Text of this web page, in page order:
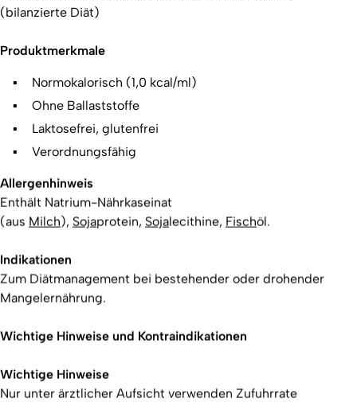
(bilanzierte Diät)
Produktmerkmale
Normokalorisch (1,0 kcal/ml)
Ohne Ballaststoffe
Laktosefrei, glutenfrei
Verordnungsfähig
Allergenhinweis
Enthält Natrium-Nährkaseinat
(aus Milch), Sojaprotein, Sojalecithine, Fischöl.
Indikationen
Zum Diätmanagement bei bestehender oder drohender
Mangelernährung.
Wichtige Hinweise und Kontraindikationen
Wichtige Hinweise
Nur unter ärztlicher Aufsicht verwenden Zufuhrrate